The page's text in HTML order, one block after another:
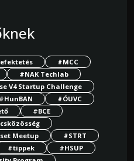
#MCC
#NAK Techlab
V4 Startup Challenge
#HunBAN
#ÓUVC
#BCE
Meetup
#STRT
#tippek
#HSUP